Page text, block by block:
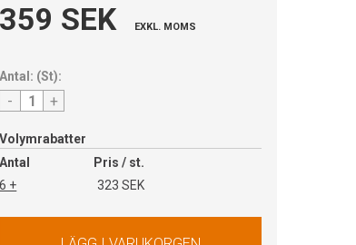
359 SEK EXKL. MOMS
Antal: (St):
- +
Volymrabatter
Antal
Pris / st.
6 +
323 SEK